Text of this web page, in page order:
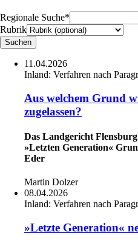
Regionale Suche*
Rubrik
11.04.2026
Inland: Verfahren nach
Aus welchem Grund
zugelassen?
Das Landgericht
»Letzten Generation«
Eder
Martin Dolzer
08.04.2026
Inland: Verfahren nach
»Letzte Generation«